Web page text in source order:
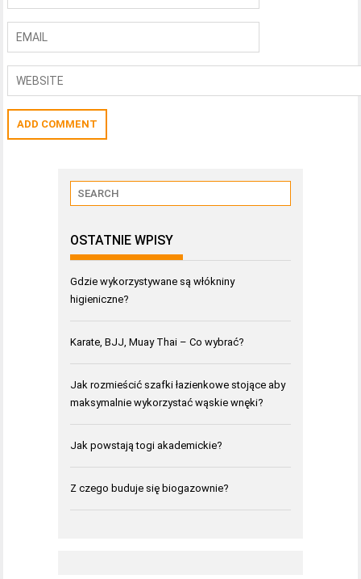
OSTATNIE WPISY
Gdzie wykorzystywane są włókniny
higieniczne?
Karate, BJJ, Muay Thai – Co wybrać?
Jak rozmieścić szafki łazienkowe stojące aby
maksymalnie wykorzystać wąskie wnęki?
Jak powstają togi akademickie?
Z czego buduje się biogazownie?